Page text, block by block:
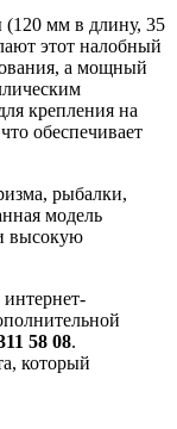
(120 мм в длину, 35
этот налобный
а мощный
крепления на
обеспечивает
рыбалки,
модель
высокую
58 08.
который